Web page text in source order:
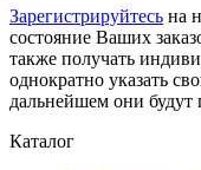
Зарегистрируйтесь на
состояние Ваших
также получать
однократно указать
дальнейшем они будут
Каталог